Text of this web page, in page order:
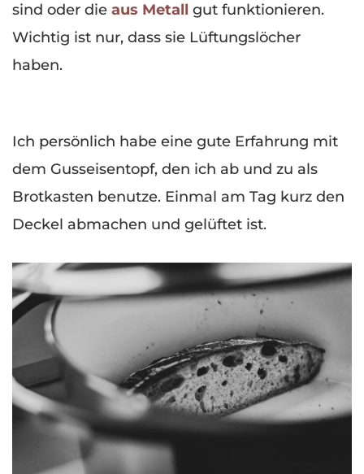
sind oder die aus Metall gut funktionieren.
Wichtig ist nur, dass sie Lüftungslöcher
haben.
Ich persönlich habe eine gute Erfahrung mit
dem Gusseisentopf, den ich ab und zu als
Brotkasten benutze. Einmal am Tag kurz den
Deckel abmachen und gelüftet ist.